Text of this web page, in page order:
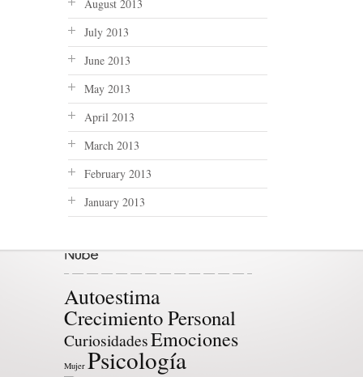
August 2013
July 2013
June 2013
May 2013
April 2013
March 2013
February 2013
January 2013
Autoestima
Crecimiento Personal
CuriosidadesEmociones
Mujer Psicología